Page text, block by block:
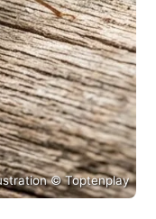
© Toptenplay